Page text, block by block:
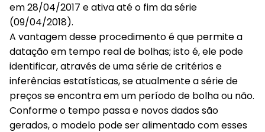
em 28/04/2017 e ativa até o fim da série
(09/04/2018).
A vantagem desse procedimento é que permite a
datação em tempo real de bolhas; isto é, ele pode
identificar, através de uma série de critérios e
inferências estatísticas, se atualmente a série de
preços se encontra em um período de bolha ou não.
Conforme o tempo passa e novos dados são
gerados, o modelo pode ser alimentado com esses